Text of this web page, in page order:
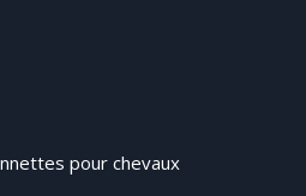
pour chevaux